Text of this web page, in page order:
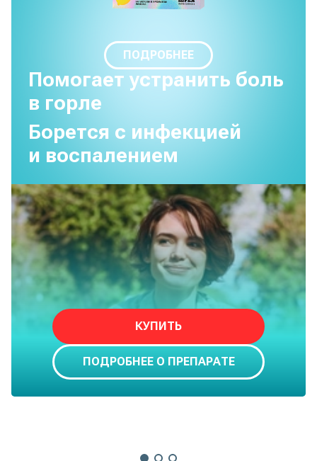
ПОДРОБНЕЕ
Помогает устранить боль
в горле
Борется с инфекцией
и воспалением
КУПИТЬ
ПОДРОБНЕЕ О ПРЕПАРАТЕ